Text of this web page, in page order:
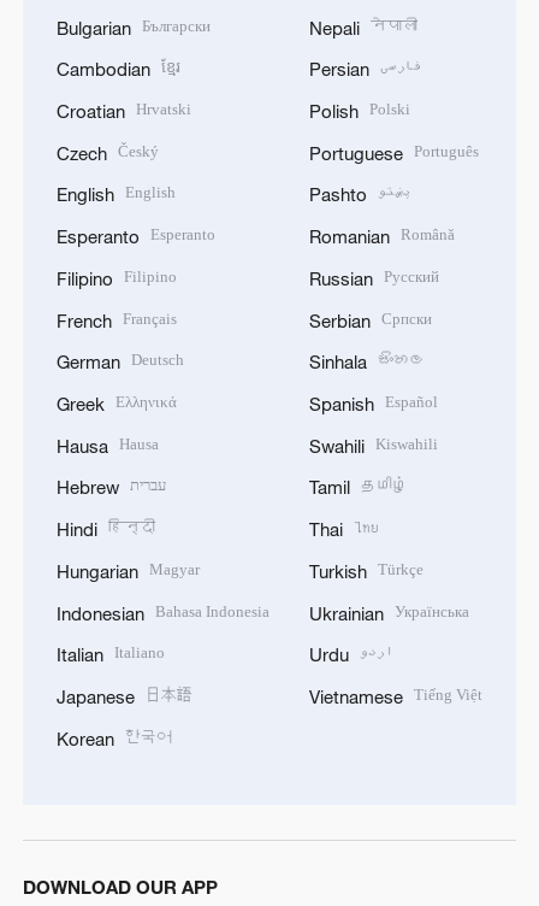
Bulgarian Български
Cambodian ខ្មែរ
Croatian Hrvatski
Czech Český
English English
Esperanto Esperanto
Filipino Filipino
French Français
German Deutsch
Greek Ελληνικά
Hausa Hausa
Hebrew עברית
Hindi हिन्दी
Hungarian Magyar
Indonesian Bahasa Indonesia
Italian Italiano
Japanese 日本語
Korean 한국어
Nepali नेपाली
Persian فارسی
Polish Polski
Portuguese Português
Pashto پښتو
Romanian Română
Russian Русский
Serbian Српски
Sinhala සිංහල
Spanish Español
Swahili Kiswahili
Tamil தமிழ்
Thai ไทย
Turkish Türkçe
Ukrainian Українська
Urdu اردو
Vietnamese Tiếng Việt
DOWNLOAD OUR APP